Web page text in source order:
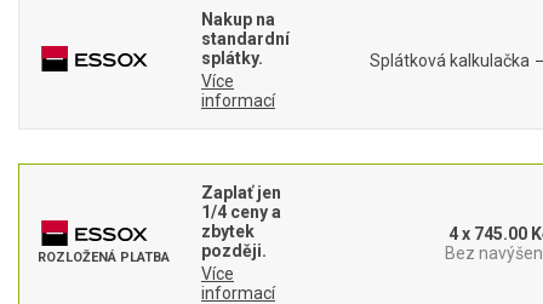
Aku křovinořezy a vyžínače
Aku STIHL
Štípačka na dřevo
Nakup na
standardní
splátky.
Více
informací
Splátková kalkulačka
ROZLOŽENÁ PLATBA
Zaplať jen
1/4 ceny a
zbytek
později.
Více
informací
4 x 745.00
Bez